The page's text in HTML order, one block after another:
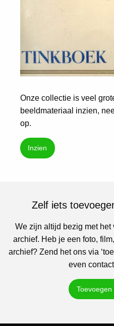
Onze collectie is veel
beeldmateriaal inzien,
op.
Inzien
Zelf iets
We zijn altijd bezig met
archief. Heb je een foto,
archief? Zend het ons via
even